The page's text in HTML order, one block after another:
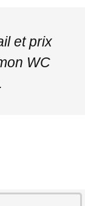
et prix
WC